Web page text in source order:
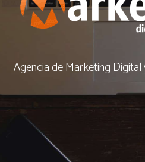
Agencia de Marketing